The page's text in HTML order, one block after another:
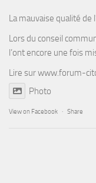
La mauvaise qualité de
Lors du conseil
l’ont encore une fois
Lire surwww.forum-
Photo
View on Facebook · Share